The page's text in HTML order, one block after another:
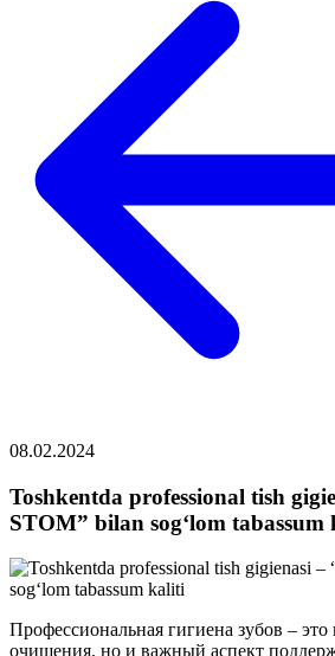
08.02.2024
Toshkentda professional tish
STOM” bilan sog‘lom tabassum
Профессиональная гигиена зубов – это
очищения, но и важный аспект